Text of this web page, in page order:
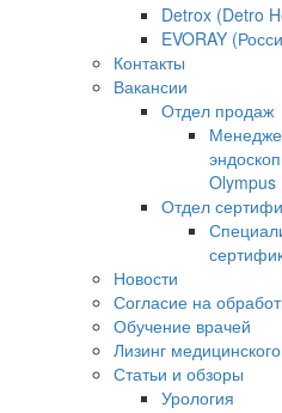
Detrox (Detro
EVORAY
Контакты
Вакансии
Отдел продаж
Olympus
Отдел
Новости
Согласие на
Обучение врачей
Лизинг
Статьи и обзоры
Урология